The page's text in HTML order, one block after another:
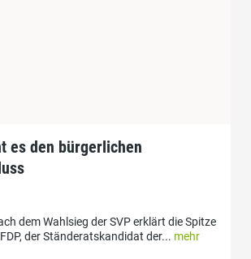
es den bürgerlichen
dem Wahlsieg der SVP erklärt die Spitze
der Ständeratskandidat der... mehr